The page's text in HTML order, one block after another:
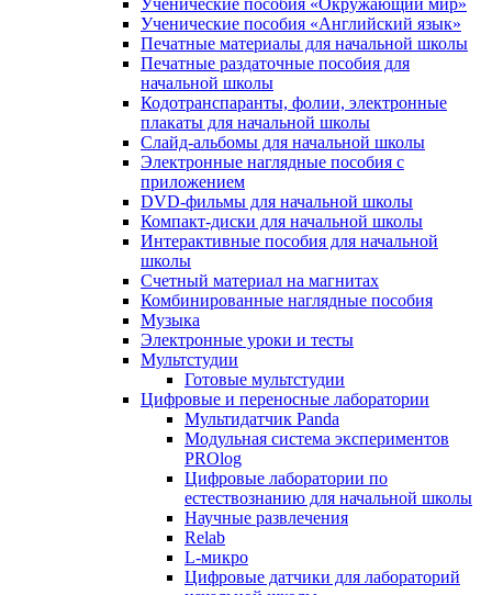
Ученические пособия «Окружающий мир»
Ученические пособия «Английский язык»
Печатные материалы для начальной школы
Печатные раздаточные пособия для
начальной школы
Кодотранспаранты, фолии, электронные
плакаты для начальной школы
Слайд-альбомы для начальной школы
Электронные наглядные пособия с
приложением
DVD-фильмы для начальной школы
Компакт-диски для начальной школы
Интерактивные пособия для начальной
школы
Счетный материал на магнитах
Комбинированные наглядные пособия
Музыка
Электронные уроки и тесты
Мультстудии
Готовые мультстудии
Цифровые и переносные лаборатории
Мультидатчик Panda
Модульная система экспериментов
PROlog
Цифровые лаборатории по
естествознанию для начальной школы
Научные развлечения
Relab
L-микро
Цифровые датчики для лабораторий